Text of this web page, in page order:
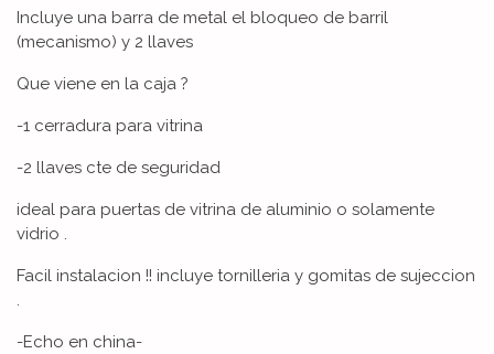
Incluye una barra de metal el bloqueo de barril
(mecanismo) y 2 llaves
Que viene en la caja ?
-1 cerradura para vitrina
-2 llaves cte de seguridad
ideal para puertas de vitrina de aluminio o solamente
vidrio .
Facil instalacion !! incluye tornilleria y gomitas de sujeccion
.
-Echo en china-